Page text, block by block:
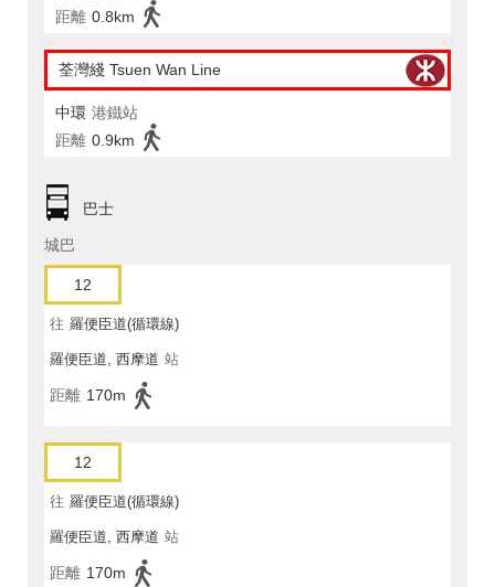
距離 0.8km
荃灣綫 Tsuen Wan Line
中環 港鐵站
距離 0.9km
巴士
城巴
12
往 羅便臣道(循環線)
羅便臣道, 西摩道 站
距離 170m
12
往 羅便臣道(循環線)
羅便臣道, 西摩道 站
距離 170m